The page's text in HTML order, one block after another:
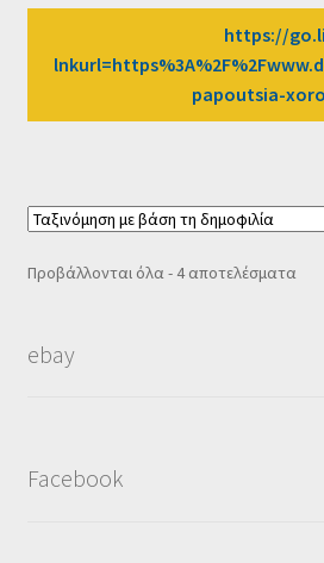
https://
papoutsia-
Προβάλλονται όλα - 4 αποτελέσματα
ebay
Facebook